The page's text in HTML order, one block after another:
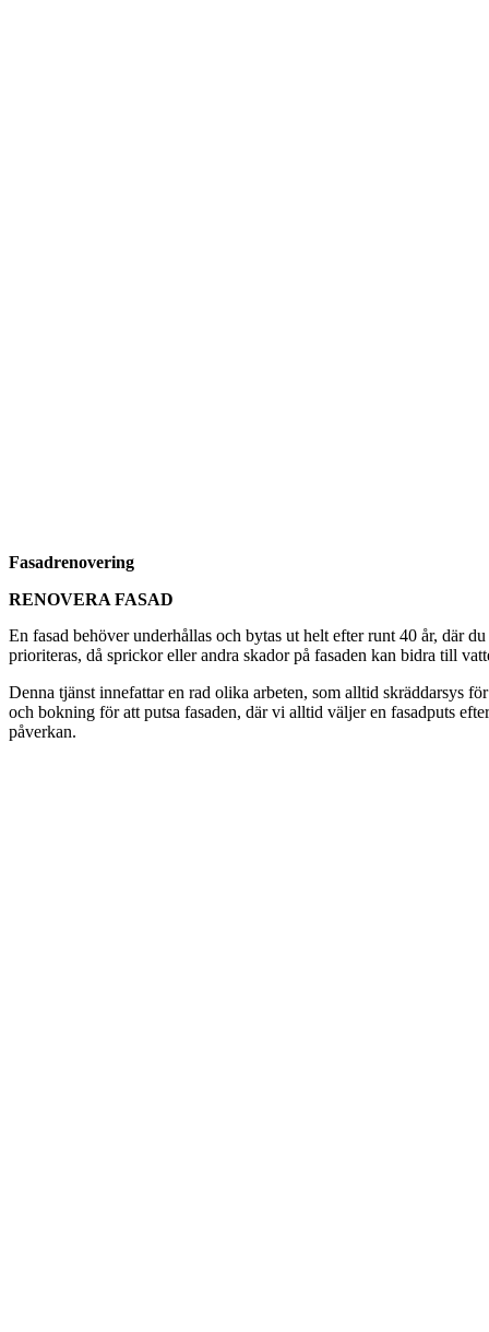
Fasadrenovering
RENOVERA FASAD
En fasad behöver underhållas och bytas ut helt efter runt 40 år, där
prioriteras, då sprickor eller andra skador på fasaden kan bidra till
Denna tjänst innefattar en rad olika arbeten, som alltid skräddarsys
och bokning för att putsa fasaden, där vi alltid väljer en fasadputs
påverkan.